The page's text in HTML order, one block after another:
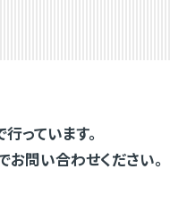
っています。
問い合わせください。